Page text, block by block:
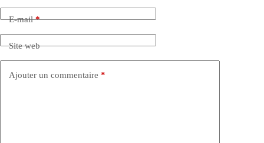
E-mail*
Site web
Ajouter un commentaire *